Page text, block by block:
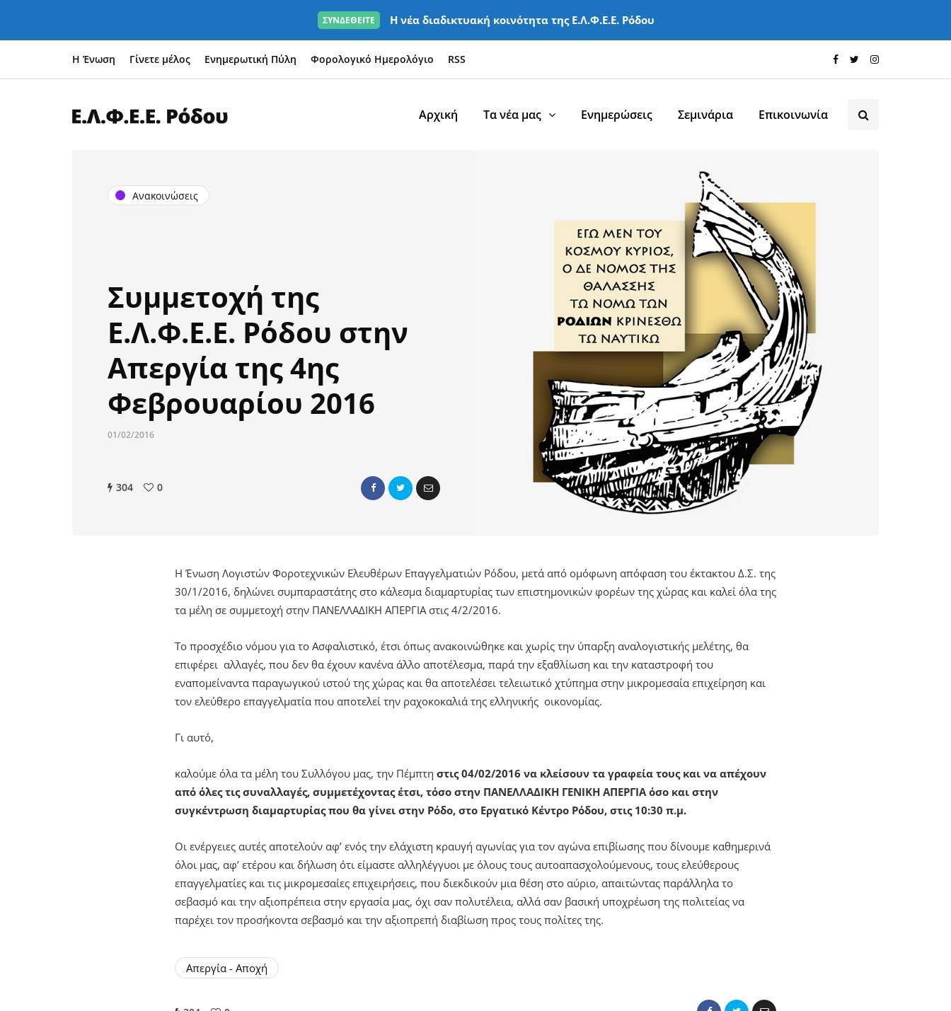
ΣΥΝΔΕΘΕΙΤΕ Η νέα διαδικτυακή κοινότητα της Ε.Λ.Φ.Ε.Ε. Ρόδου
Η Ένωση Γίνετε μέλος Ενημερωτική Πύλη Φορολογικό Ημερολόγιο RSS
Αρχική Τα νέα μας Ενημερώσεις Σεμινάρια Επικοινωνία
Ανακοινώσεις
Συμμετοχή της
Ε.Λ.Φ.Ε.Ε. Ρόδου στην
Απεργία της 4ης
Φεβρουαρίου 2016
01/02/2016
304 0
Η Ένωση Λογιστών Φοροτεχνικών Ελευθέρων Επαγγελματιών Ρόδου, μετά από ομόφωνη απόφαση του έκτακτου Δ.Σ. της
30/1/2016, δηλώνει συμπαραστάτης στο κάλεσμα διαμαρτυρίας των επιστημονικών φορέων της χώρας και καλεί όλα της
τα μέλη σε συμμετοχή στην ΠΑΝΕΛΛΑΔΙΚΗ ΑΠΕΡΓΙΑ στις 4/2/2016.
Το προσχέδιο νόμου για το Ασφαλιστικό, έτσι όπως ανακοινώθηκε και χωρίς την ύπαρξη αναλογιστικής μελέτης, θα
επιφέρει αλλαγές, που δεν θα έχουν κανένα άλλο αποτέλεσμα, παρά την εξαθλίωση και την καταστροφή του
εναπομείναντα παραγωγικού ιστού της χώρας και θα αποτελέσει τελειωτικό χτύπημα στην μικρομεσαία επιχείρηση και
τον ελεύθερο επαγγελματία που αποτελεί την ραχοκοκαλιά της ελληνικής οικονομίας.
Γι αυτό,
καλούμε όλα τα μέλη του Συλλόγου μας, την Πέμπτη στις 04/02/2016 να κλείσουν τα γραφεία τους και να απέχουν
από όλες τις συναλλαγές, συμμετέχοντας έτσι, τόσο στην ΠΑΝΕΛΛΑΔΙΚΗ ΓΕΝΙΚΗ ΑΠΕΡΓΙΑ όσο και στην
συγκέντρωση διαμαρτυρίας που θα γίνει στην Ρόδο, στο Εργατικό Κέντρο Ρόδου, στις 10:30 π.μ.
Οι ενέργειες αυτές αποτελούν αφ’ ενός την ελάχιστη κραυγή αγωνίας για τον αγώνα επιβίωσης που δίνουμε καθημερινά
όλοι μας, αφ’ ετέρου και δήλωση ότι είμαστε αλληλέγγυοι με όλους τους αυτοαπασχολούμενους, τους ελεύθερους
επαγγελματίες και τις μικρομεσαίες επιχειρήσεις, που διεκδικούν μια θέση στο αύριο, απαιτώντας παράλληλα το
σεβασμό και την αξιοπρέπεια στην εργασία μας, όχι σαν πολυτέλεια, αλλά σαν βασική υποχρέωση της πολιτείας να
παρέχει τον προσήκοντα σεβασμό και την αξιοπρεπή διαβίωση προς τους πολίτες της.
Απεργία - Αποχή